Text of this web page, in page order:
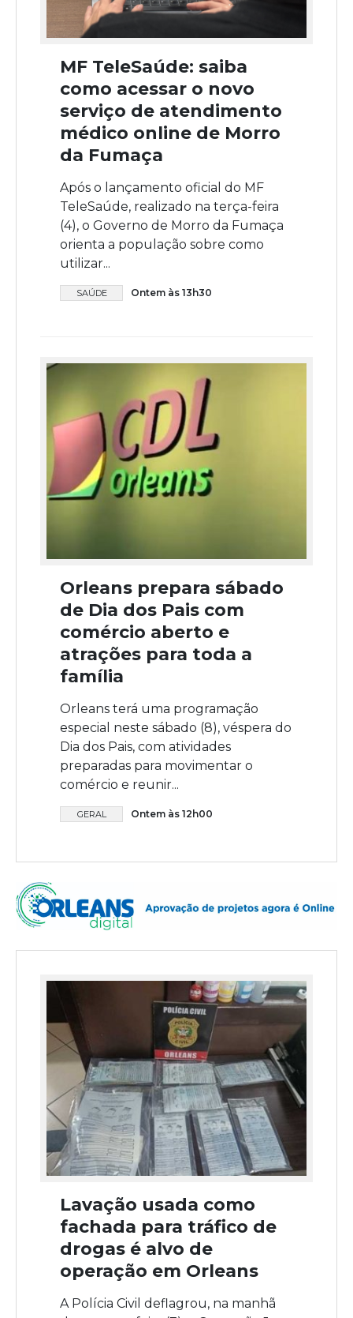
MF TeleSaúde: saiba
como acessar o novo
serviço de atendimento
médico online de Morro
da Fumaça
Após o lançamento oficial do MF
TeleSaúde, realizado na terça-feira
(4), o Governo de Morro da Fumaça
orienta a população sobre como
utilizar...
SAÚDE Ontem às 13h30
Orleans prepara sábado
de Dia dos Pais com
comércio aberto e
atrações para toda a
família
Orleans terá uma programação
especial neste sábado (8), véspera do
Dia dos Pais, com atividades
preparadas para movimentar o
comércio e reunir...
GERAL Ontem às 12h00
Lavação usada como
fachada para tráfico de
drogas é alvo de
operação em Orleans
A Polícia Civil deflagrou, na manhã